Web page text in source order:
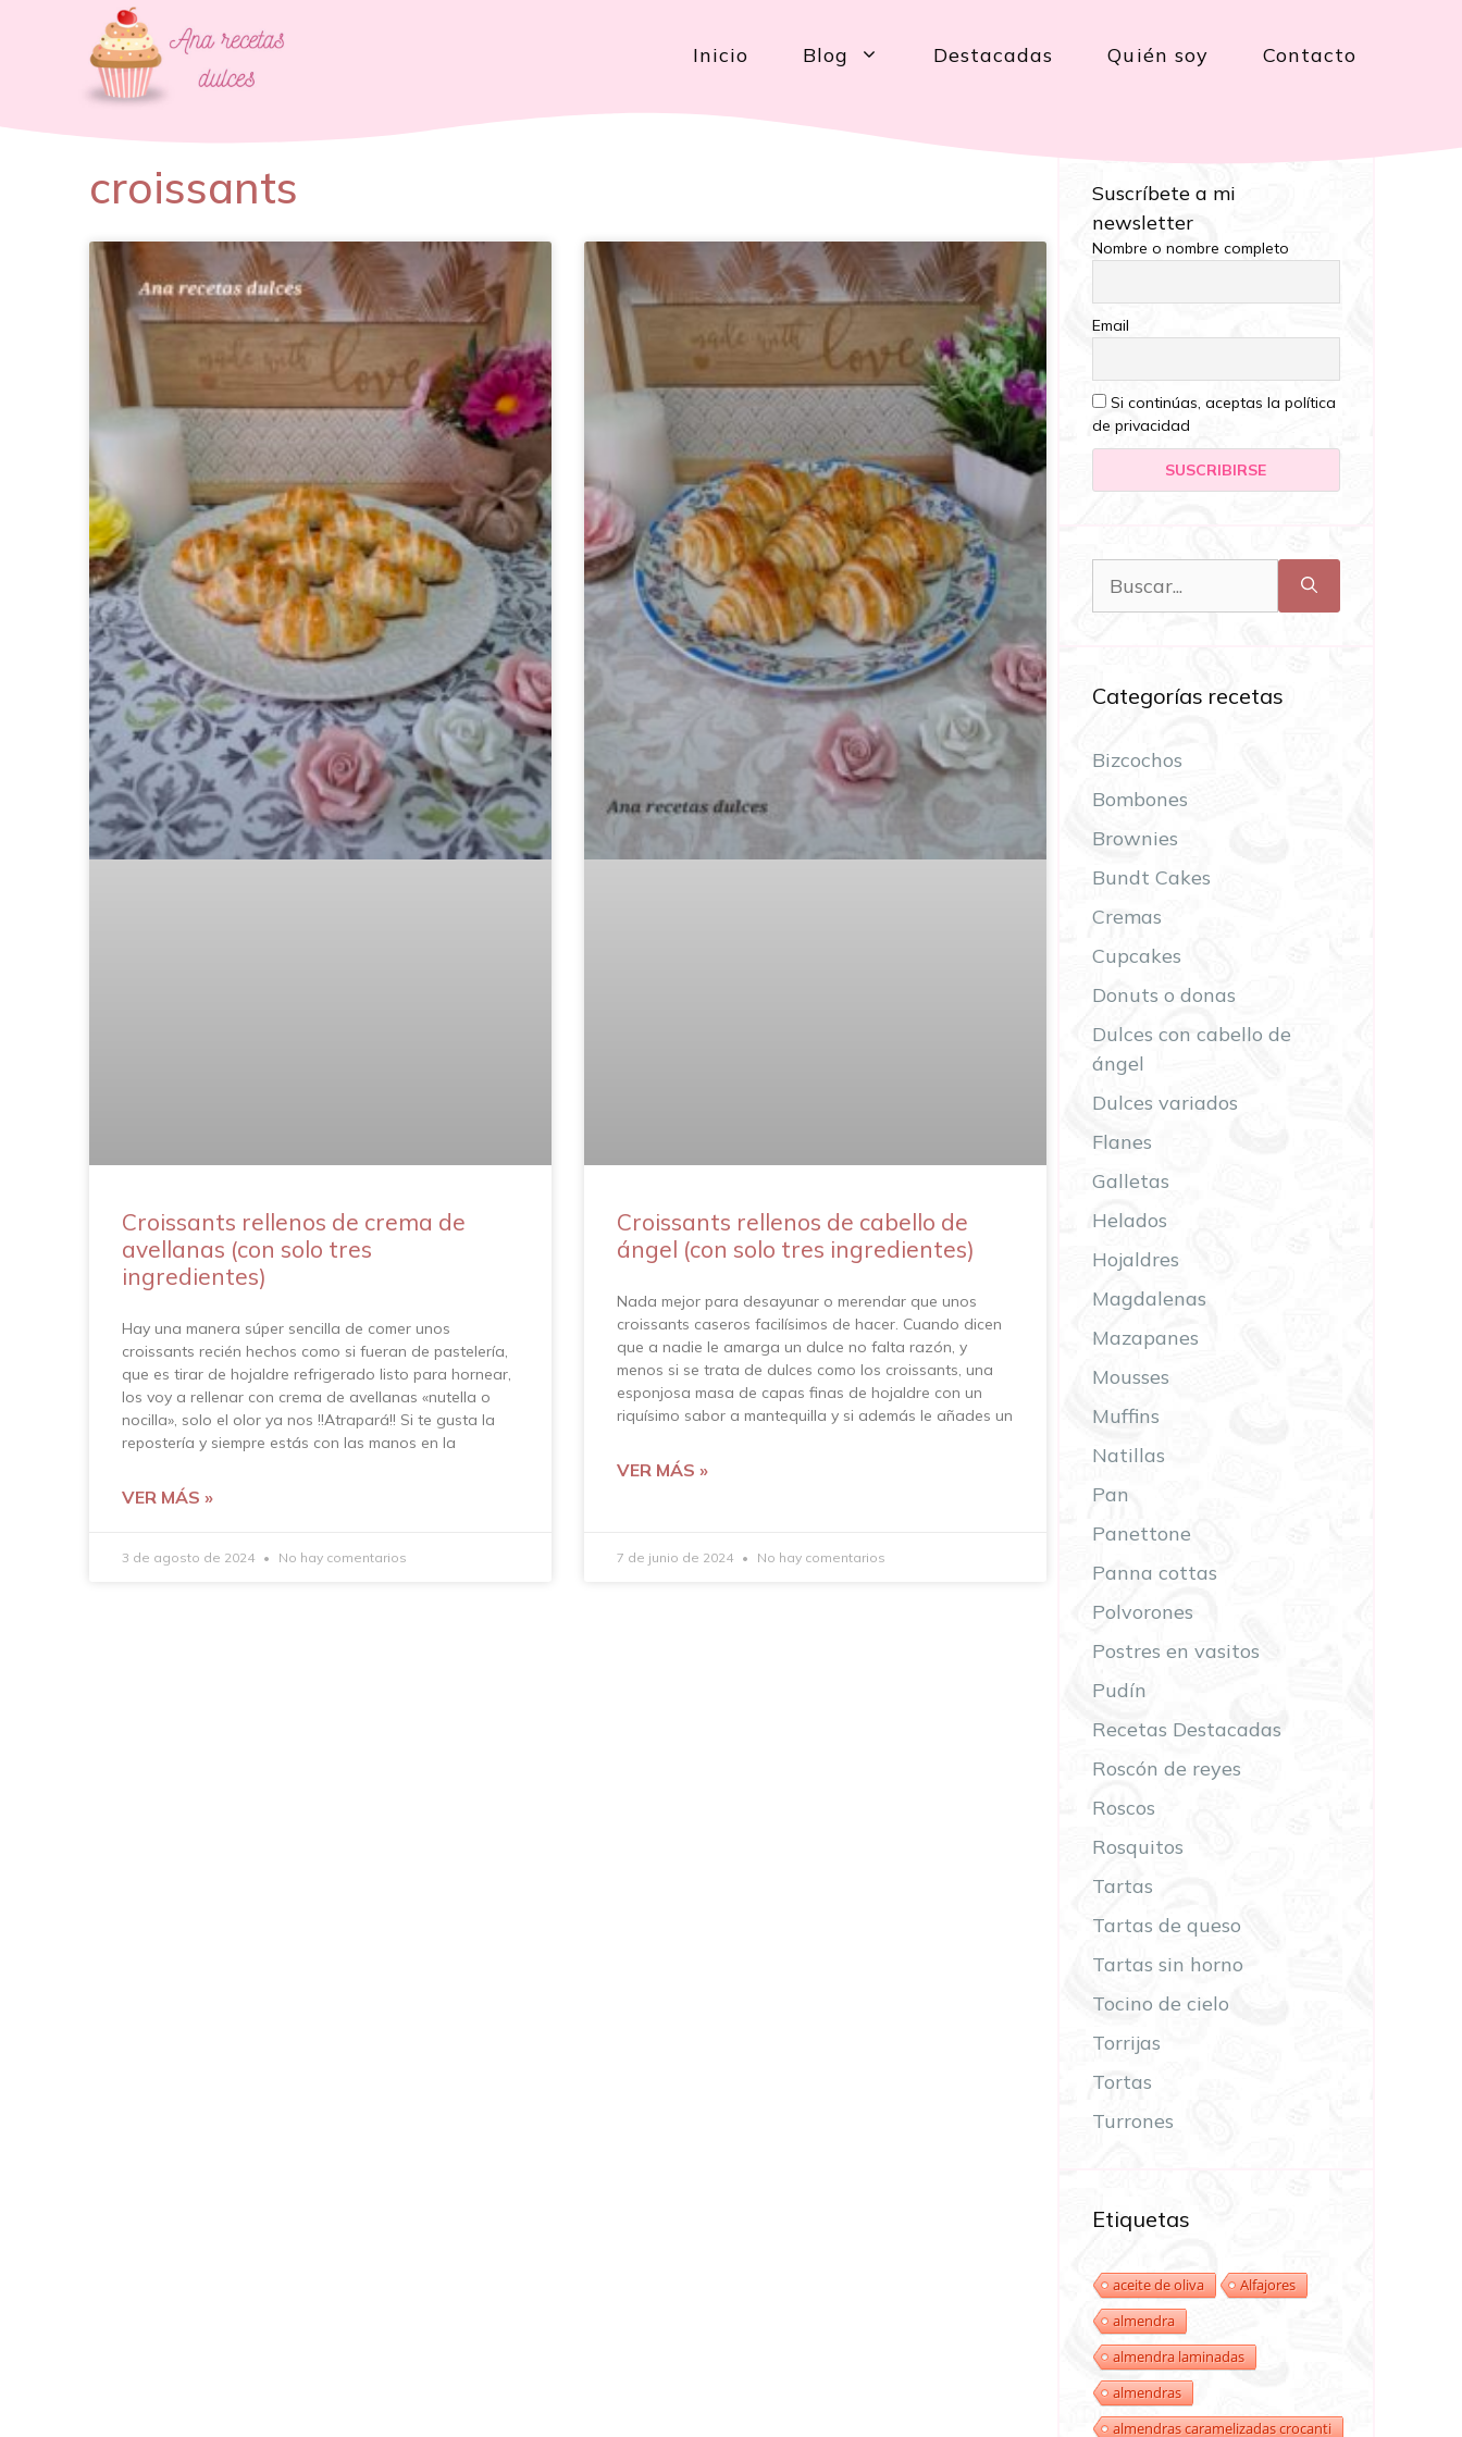
Inicio Blog Destacadas Quién soy Contacto
croissants
Croissants rellenos de crema de
avellanas (con solo tres
ingredientes)
Hay una manera súper sencilla de comer unos
croissants recién hechos como si fueran de pastelería,
que es tirar de hojaldre refrigerado listo para hornear,
los voy a rellenar con crema de avellanas «nutella o
nocilla», solo el olor ya nos !!Atrapará!! Si te gusta la
repostería y siempre estás con las manos en la
VER MÁS »
3 de agosto de 2024 No hay comentarios
Croissants rellenos de cabello de
ángel (con solo tres ingredientes)
Nada mejor para desayunar o merendar que unos
croissants caseros facilísimos de hacer. Cuando dicen
que a nadie le amarga un dulce no falta razón, y
menos si se trata de dulces como los croissants, una
esponjosa masa de capas finas de hojaldre con un
riquísimo sabor a mantequilla y si además le añades un
VER MÁS »
7 de junio de 2024 No hay comentarios
Suscríbete a mi
newsletter
Nombre o nombre completo
Email
Si continúas, aceptas la política
de privacidad
Categorías recetas
Bizcochos
Bombones
Brownies
Bundt Cakes
Cremas
Cupcakes
Donuts o donas
Dulces con cabello de
ángel
Dulces variados
Flanes
Galletas
Helados
Hojaldres
Magdalenas
Mazapanes
Mousses
Muffins
Natillas
Pan
Panettone
Panna cottas
Polvorones
Postres en vasitos
Pudín
Recetas Destacadas
Roscón de reyes
Roscos
Rosquitos
Tartas
Tartas de queso
Tartas sin horno
Tocino de cielo
Torrijas
Tortas
Turrones
Etiquetas
aceite de oliva
Alfajores
almendra
almendra laminadas
almendras
almendras caramelizadas crocanti